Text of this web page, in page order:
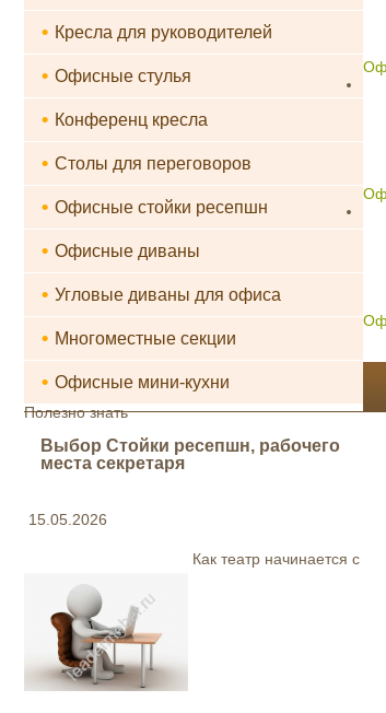
• Кресла для руководителей
• Офисные стулья
• Конференц кресла
• Столы для переговоров
• Офисные стойки ресепшн
• Офисные диваны
• Угловые диваны для офиса
• Многоместные секции
• Офисные мини-кухни
Полезно знать
Выбор Стойки ресепшн, рабочего
места секретаря
15.05.2026
Как театр начинается с